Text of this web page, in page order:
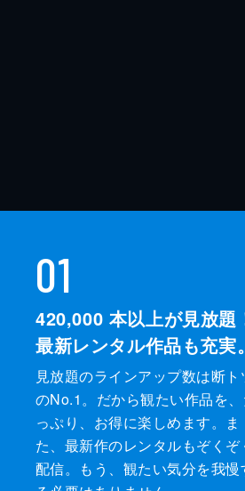
01
420,000 本以上が見放題
最新レンタル作品も充実。
見放題のラインアップ数は断ト
のNo.1。だから観たい作品を、
っぷり、お得に楽しめます。ま
た、最新作のレンタルもぞくぞ
配信。もう、観たい気分を我慢